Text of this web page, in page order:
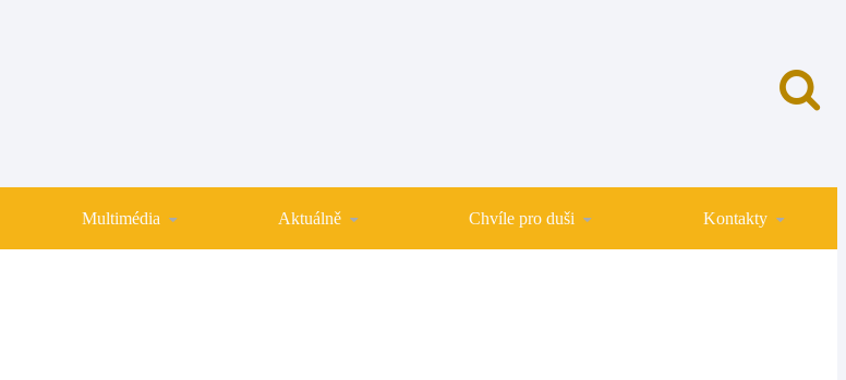
Multimédia Aktuálně Chvíle pro duši Kontakty